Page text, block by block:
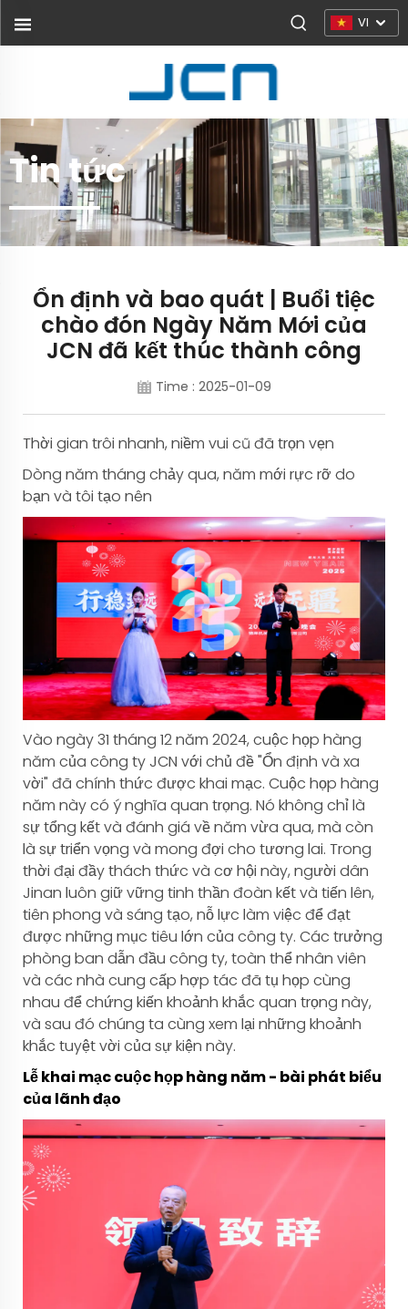
VI
Tin tức
Ổn định và bao quát | Buổi tiệc
chào đón Ngày Năm Mới của
JCN đã kết thúc thành công
Time : 2025-01-09
Thời gian trôi nhanh, niềm vui cũ đã trọn vẹn
Dòng năm tháng chảy qua, năm mới rực rỡ do
bạn và tôi tạo nên
Vào ngày 31 tháng 12 năm 2024, cuộc họp hàng
năm của công ty JCN với chủ đề "Ổn định và xa
vời" đã chính thức được khai mạc. Cuộc họp hàng
năm này có ý nghĩa quan trọng. Nó không chỉ là
sự tổng kết và đánh giá về năm vừa qua, mà còn
là sự triển vọng và mong đợi cho tương lai. Trong
thời đại đầy thách thức và cơ hội này, người dân
Jinan luôn giữ vững tinh thần đoàn kết và tiến lên,
tiên phong và sáng tạo, nỗ lực làm việc để đạt
được những mục tiêu lớn của công ty. Các trưởng
phòng ban dẫn đầu công ty, toàn thể nhân viên
và các nhà cung cấp hợp tác đã tụ họp cùng
nhau để chứng kiến khoảnh khắc quan trọng này,
và sau đó chúng ta cùng xem lại những khoảnh
khắc tuyệt vời của sự kiện này.
Lễ khai mạc cuộc họp hàng năm - bài phát biểu
của lãnh đạo